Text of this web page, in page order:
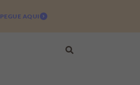
PEGUE AQUI